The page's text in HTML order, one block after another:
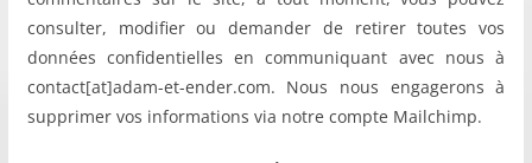
consulter, modifier ou demander de retirer toutes vos
données confidentielles en communiquant avec nous à
contact[at]adam-et-ender.com. Nous nous engagerons à
supprimer vos informations via notre compte Mailchimp.